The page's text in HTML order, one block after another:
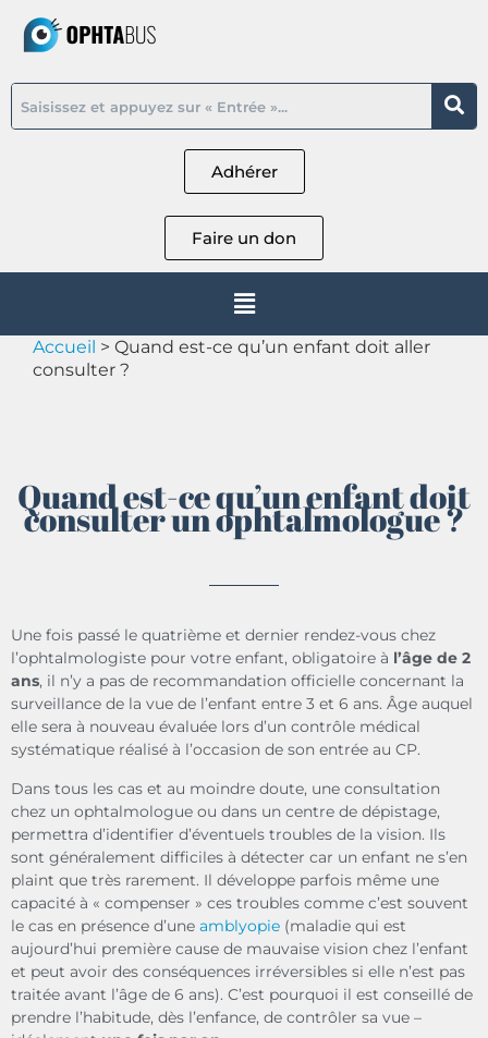
Adhérer
Faire un don
Accueil > Quand est-ce qu’un enfant doit aller
consulter ?
Quand est-ce qu’un enfant doit
consulter un ophtalmologue ?
Une fois passé le quatrième et dernier rendez-vous chez
l’ophtalmologiste pour votre enfant, obligatoire à l’âge de 2
ans, il n’y a pas de recommandation officielle concernant la
surveillance de la vue de l’enfant entre 3 et 6 ans. Âge auquel
elle sera à nouveau évaluée lors d’un contrôle médical
systématique réalisé à l’occasion de son entrée au CP.
Dans tous les cas et au moindre doute, une consultation
chez un ophtalmologue ou dans un centre de dépistage,
permettra d’identifier d’éventuels troubles de la vision. Ils
sont généralement difficiles à détecter car un enfant ne s’en
plaint que très rarement. Il développe parfois même une
capacité à « compenser » ces troubles comme c’est souvent
le cas en présence d’une amblyopie (maladie qui est
aujourd’hui première cause de mauvaise vision chez l’enfant
et peut avoir des conséquences irréversibles si elle n’est pas
traitée avant l’âge de 6 ans). C’est pourquoi il est conseillé de
prendre l’habitude, dès l’enfance, de contrôler sa vue –